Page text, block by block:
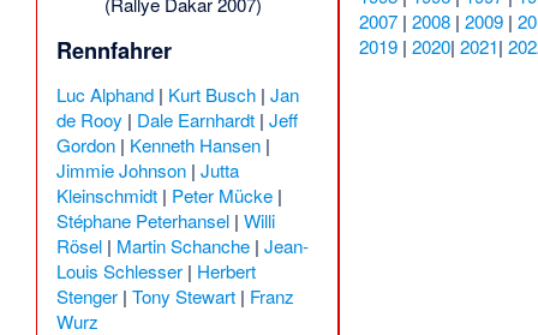
Rennfahrer
Luc Alphand| Kurt Busch| Jan
de Rooy | Dale Earnhardt| Jeff
Gordon| Kenneth Hansen|
Jimmie Johnson| Jutta
Kleinschmidt| Peter Mücke|
Stéphane Peterhansel| Willi
Rösel| Martin Schanche| Jean-
Louis Schlesser| Herbert
Stenger| Tony Stewart| Franz
Wurz
2007| 2008| 2009|
2019| 2020| 2021|